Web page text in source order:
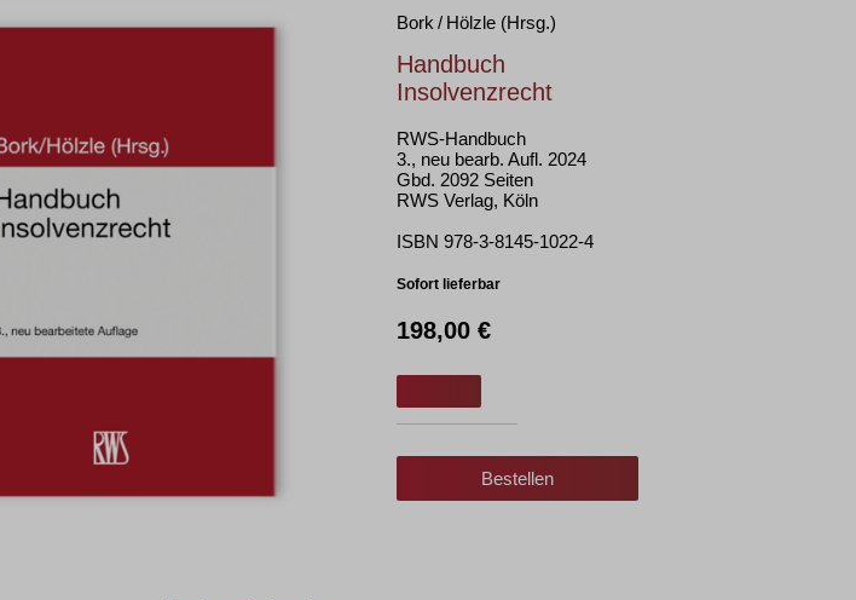
Bork / Hölzle (Hrsg.)
Handbuch
Insolvenzrecht
RWS-Handbuch
3., neu bearb. Aufl. 2024
Gbd. 2092 Seiten
RWS Verlag, Köln
ISBN 978-3-8145-1022-4
Sofort lieferbar
198,00 €
Bestellen